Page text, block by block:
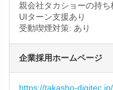
親会社タカショーの持ち
UIターン支援あり
受動喫煙対策: あり
企業採用ホームページ
https://takasho-digitec.jp/